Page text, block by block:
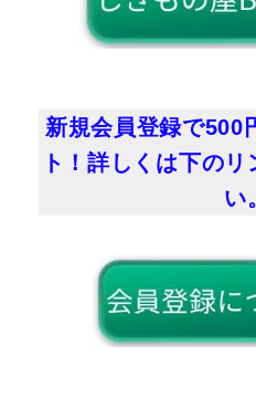
新規会員登録で500
ト！詳しくは下の
い